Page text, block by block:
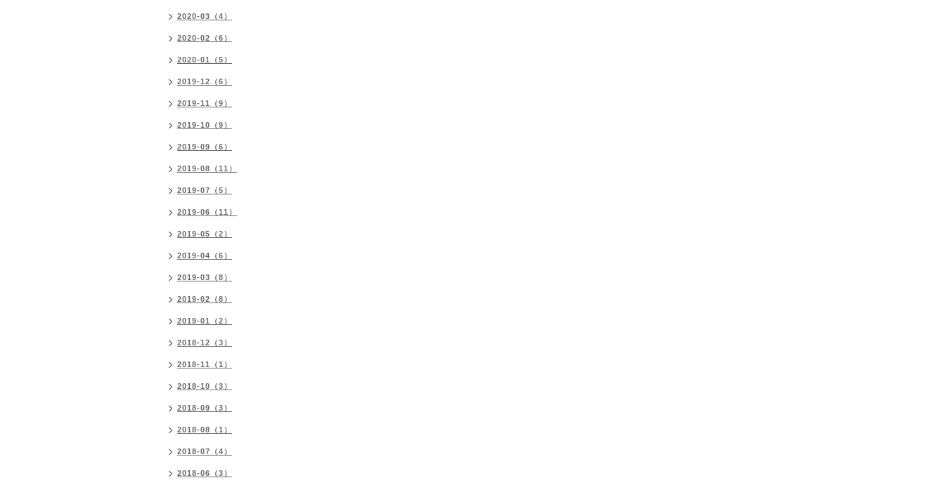
2020-03（4）
2020-02（6）
2020-01（5）
2019-12（6）
2019-11（9）
2019-10（9）
2019-09（6）
2019-08（11）
2019-07（5）
2019-06（11）
2019-05（2）
2019-04（6）
2019-03（8）
2019-02（8）
2019-01（2）
2018-12（3）
2018-11（1）
2018-10（3）
2018-09（3）
2018-08（1）
2018-07（4）
2018-06（3）